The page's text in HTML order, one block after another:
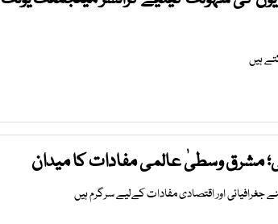
ہیں
مشرق وسطیٰ عالمی مفادات کا میدان
جغرافیائی اور اقتصادی مفادات کےلیے سرگرم ہیں